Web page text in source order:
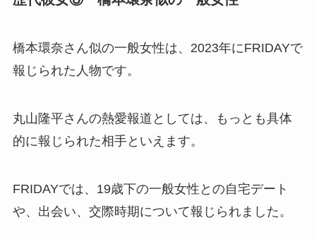
橋本環奈さん似の一般女性は、2023年にFRIDAYで
報じられた人物です。
丸山隆平さんの熱愛報道としては、もっとも具体
的に報じられた相手といえます。
FRIDAYでは、19歳下の一般女性との自宅デート
や、出会い、交際時期について報じられました。